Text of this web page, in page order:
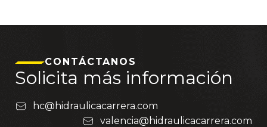
CONTÁCTANOS
Solicita más información
hc@hidraulicacarrera.com
valencia@hidraulicacarrera.com